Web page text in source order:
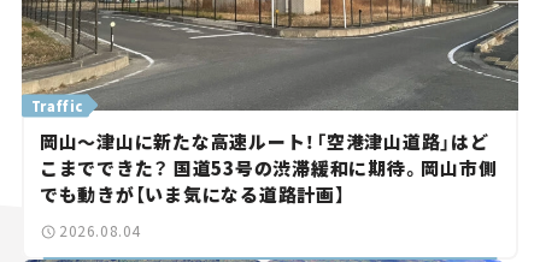
Traffic
岡山～津山に新たな高速ルート！「空港津山道路」はど
こまでできた？ 国道53号の渋滞緩和に期待。岡山市側
でも動きが【いま気になる道路計画】
2026.08.04